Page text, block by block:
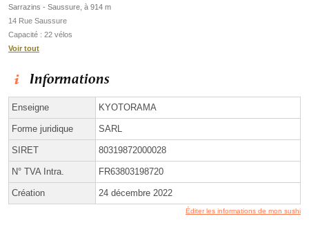
Sarrazins - Saussure, à 914 m
14 Rue Saussure
Capacité : 22 vélos
Voir tout
Informations
Enseigne KYOTORAMA
Forme juridique SARL
SIRET 80319872000028
N° TVA Intra. FR63803198720
Création 24 décembre 2022
Éditer les informations de mon sushi